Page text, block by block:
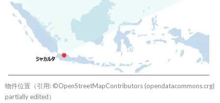
物件位置（引用: ©OpenStreetMapContributors (opendatacommons.crg)
partially edited）